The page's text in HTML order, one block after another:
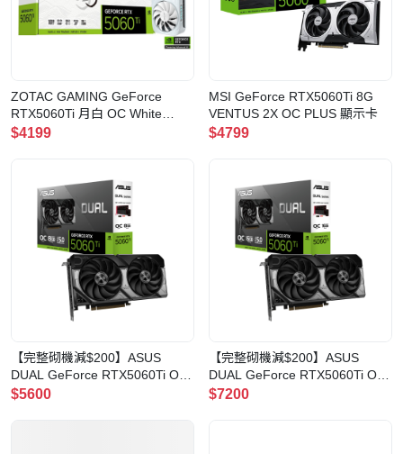
ZOTAC GAMING GeForce
RTX5060Ti 月白 OC White
Edition 16GB GDDR7 顯示卡
$4199
MSI GeForce RTX5060Ti 8G
VENTUS 2X OC PLUS 顯示卡
$4799
【完整砌機減$200】ASUS
DUAL GeForce RTX5060Ti OC
8GB GDDR7 顯示卡(DUAL-
$5600
【完整砌機減$200】ASUS
DUAL GeForce RTX5060Ti OC
16GB GDDR7 顯示卡(DUAL-
$7200